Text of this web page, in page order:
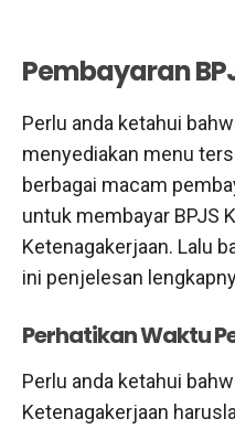
Pembayaran
Perlu anda ketahui
menyediakan menu
berbagai macam
untuk membayar BPJS
Ketenagakerjaan. Lalu
ini penjelesan
Perhatikan Waktu
Perlu anda ketahui
Ketenagakerjaan